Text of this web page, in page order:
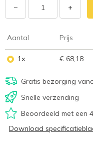
− +
Aantal Prijs
1x € 68,18
Gratis bezorging
Snelle verzending
Beoordeeld met een
Download